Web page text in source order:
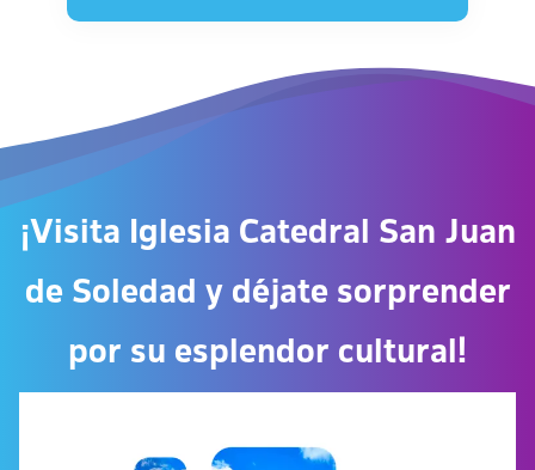
¡Visita Iglesia Catedral San Juan
de Soledad y déjate sorprender
por su esplendor cultural!